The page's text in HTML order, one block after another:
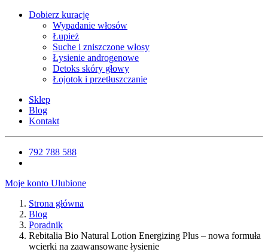
Dobierz kurację
Wypadanie włosów
Łupież
Suche i zniszczone włosy
Łysienie androgenowe
Detoks skóry głowy
Łojotok i przetłuszczanie
Sklep
Blog
Kontakt
792 788 588
Moje konto Ulubione
Strona główna
Blog
Poradnik
Rebitalia Bio Natural Lotion Energizing Plus – nowa formuła
wcierki na zaawansowane łysienie